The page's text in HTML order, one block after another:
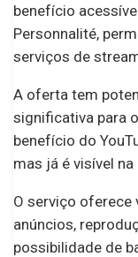
benefício
Personnalité,
serviços de
A oferta tem
significativa para
benefício do
mas já é visível
O serviço oferece
anúncios,
possibilidade de